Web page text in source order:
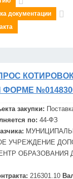
документации
закупки:
по: 44-ФЗ
УЧРЕЖДЕНИЕ
ОБРАЗОВАНИЯ
216301.10